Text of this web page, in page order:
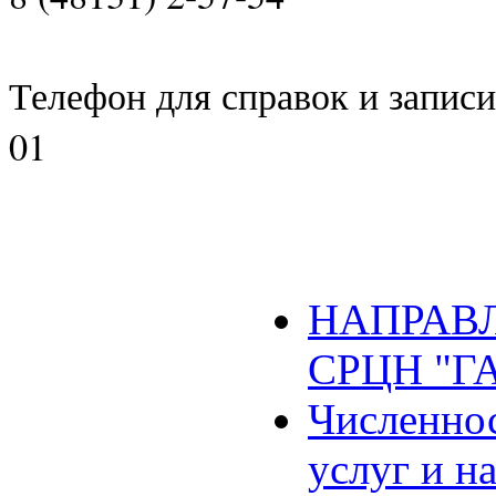
Телефон для справок и
01
СРЦН
услуг и